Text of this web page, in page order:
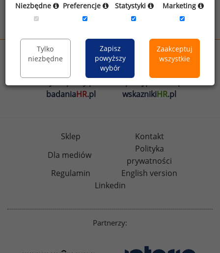
wynagrodzenia.pl
badaniaHR.pl wskaznikiHR.pl
Sklep
Kontakt
Dla mediów
Polityka
prywatności
Regulamin
English version
Linkedin
Partnerzy:
Niezbędne Preferencje Statystyki Marketing
Tylko
niezbędne
Zapisz
powyższy
wybór
Zaakceptuj
wszystkie